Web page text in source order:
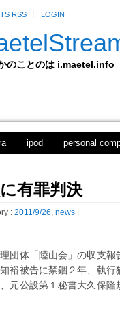
RSS LOGIN
のことのは i.maetel.info
ipod personal
有罪判決
: 2011/9/26, news
団体「陸山会」の収支
裕被告に禁錮２年、執
元公設第１秘書大久保